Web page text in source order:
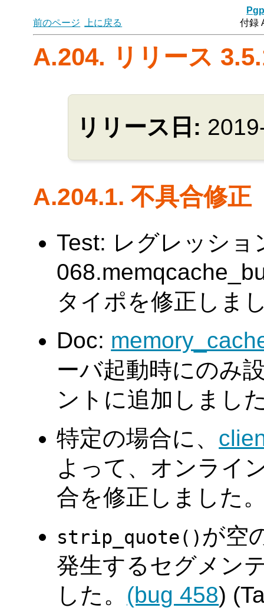
前のページ
上に戻る 付録
A.204. リリース
リリース日:
A.204.1. 不具合修正
Test: レグレッショ
タイポを修正しま
Doc:
ーバ起動時にのみ
ントに追加しまし
特定の場合に、
よって、オンライ
合を修正しました
strip_quote() が空
発生するセグメン
した。 (bug 458)